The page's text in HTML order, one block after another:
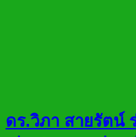
ดร.วิภา สายรัตน์